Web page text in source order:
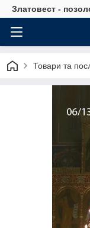
Златовест -
Товари та